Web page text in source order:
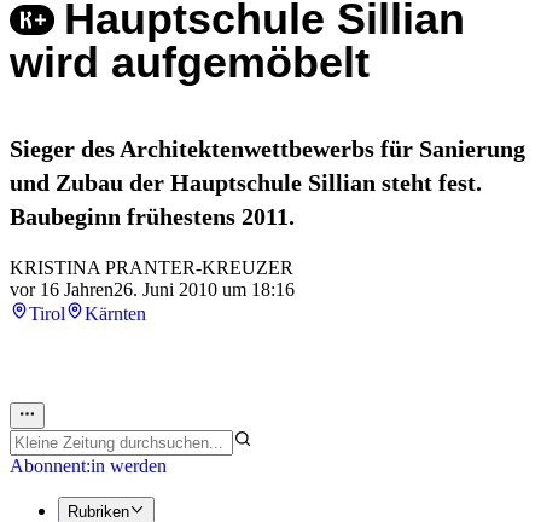
Hauptschule Sillian
wird aufgemöbelt
Sieger des Architektenwettbewerbs für Sanierung
und Zubau der Hauptschule Sillian steht fest.
Baubeginn frühestens 2011.
KRISTINA PRANTER-KREUZER
vor 16 Jahren26. Juni 2010 um 18:16
Tirol
Kärnten
Abonnent:in werden
Rubriken